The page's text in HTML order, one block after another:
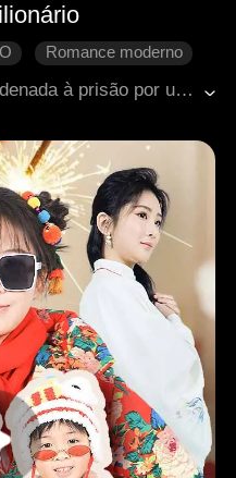
Romance moderno
Acusada injustamente e condenada à prisão por uma falsa herdeira e sua própria família, Eliana sai da cadeia decidida a se vingar. Ao se casar com Charles, o magnata mais poderoso da cidade, ela usa suas extraordinárias habilidades médicas para desmascarar inimigos, recuperar tudo o que perdeu e transformar um casamento por interesse em um amor verdadeiro.